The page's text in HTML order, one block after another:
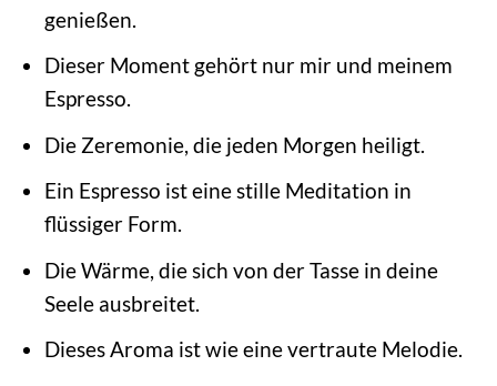
genießen.
Dieser Moment gehört nur mir und meinem
Espresso.
Die Zeremonie, die jeden Morgen heiligt.
Ein Espresso ist eine stille Meditation in
flüssiger Form.
Die Wärme, die sich von der Tasse in deine
Seele ausbreitet.
Dieses Aroma ist wie eine vertraute Melodie.